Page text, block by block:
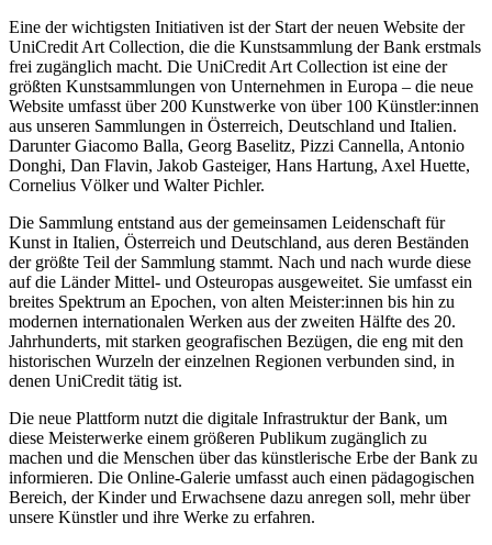
Eine der wichtigsten Initiativen ist der Start der neuen Website der
UniCredit Art Collection, die die Kunstsammlung der Bank erstmals
frei zugänglich macht. Die UniCredit Art Collection ist eine der
größten Kunstsammlungen von Unternehmen in Europa – die neue
Website umfasst über 200 Kunstwerke von über 100 Künstler:innen
aus unseren Sammlungen in Österreich, Deutschland und Italien.
Darunter Giacomo Balla, Georg Baselitz, Pizzi Cannella, Antonio
Donghi, Dan Flavin, Jakob Gasteiger, Hans Hartung, Axel Huette,
Cornelius Völker und Walter Pichler.
Die Sammlung entstand aus der gemeinsamen Leidenschaft für
Kunst in Italien, Österreich und Deutschland, aus deren Beständen
der größte Teil der Sammlung stammt. Nach und nach wurde diese
auf die Länder Mittel- und Osteuropas ausgeweitet. Sie umfasst ein
breites Spektrum an Epochen, von alten Meister:innen bis hin zu
modernen internationalen Werken aus der zweiten Hälfte des 20.
Jahrhunderts, mit starken geografischen Bezügen, die eng mit den
historischen Wurzeln der einzelnen Regionen verbunden sind, in
denen UniCredit tätig ist.
Die neue Plattform nutzt die digitale Infrastruktur der Bank, um
diese Meisterwerke einem größeren Publikum zugänglich zu
machen und die Menschen über das künstlerische Erbe der Bank zu
informieren. Die Online-Galerie umfasst auch einen pädagogischen
Bereich, der Kinder und Erwachsene dazu anregen soll, mehr über
unsere Künstler und ihre Werke zu erfahren.